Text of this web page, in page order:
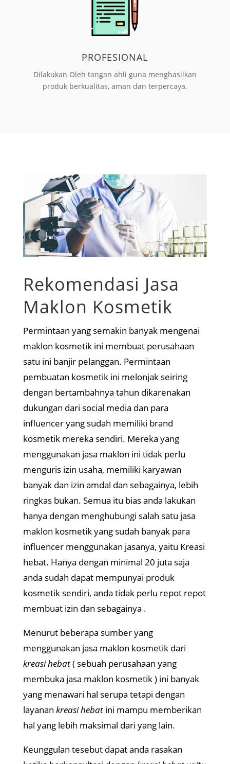
PROFESIONAL
Dilakukan Oleh tangan ahli guna menghasilkan
produk berkualitas, aman dan terpercaya.
Rekomendasi Jasa
Maklon Kosmetik
Permintaan yang semakin banyak mengenai
maklon kosmetik ini membuat perusahaan
satu ini banjir pelanggan. Permintaan
pembuatan kosmetik ini melonjak seiring
dengan bertambahnya tahun dikarenakan
dukungan dari social media dan para
influencer yang sudah memiliki brand
kosmetik mereka sendiri. Mereka yang
menggunakan jasa maklon ini tidak perlu
menguris izin usaha, memiliki karyawan
banyak dan izin amdal dan sebagainya, lebih
ringkas bukan. Semua itu bias anda lakukan
hanya dengan menghubungi salah satu jasa
maklon kosmetik yang sudah banyak para
influencer menggunakan jasanya, yaitu Kreasi
hebat. Hanya dengan minimal 20 juta saja
anda sudah dapat mempunyai produk
kosmetik sendiri, anda tidak perlu repot repot
membuat izin dan sebagainya .
Menurut beberapa sumber yang
menggunakan jasa maklon kosmetik dari
kreasi hebat( sebuah perusahaan yang
membuka jasa maklon kosmetik ) ini banyak
yang menawari hal serupa tetapi dengan
layanan kreasi hebatini mampu memberikan
hal yang lebih maksimal dari yang lain.
Keunggulan tesebut dapat anda rasakan